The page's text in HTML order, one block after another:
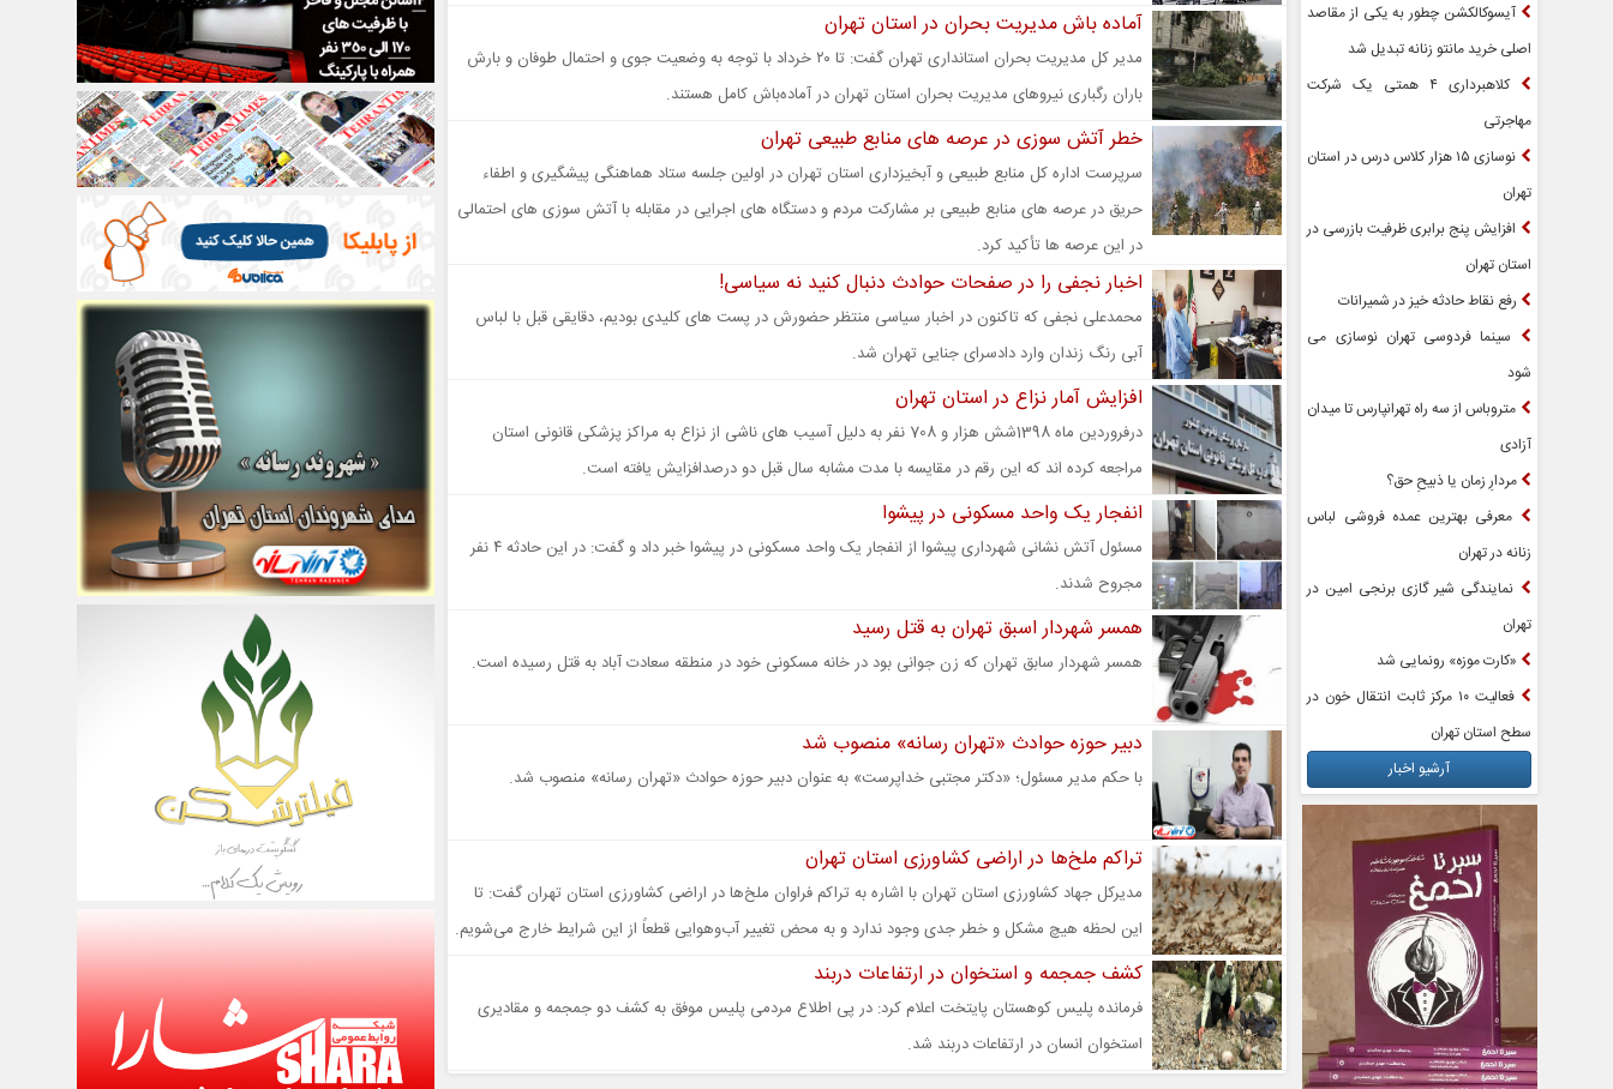
آیسوکالکشن چطور به یکی از مقاصد
اصلی خرید مانتو زنانه تبدیل شد
کلاهبرداری ۴ همتی یک شرکت
مهاجرتی
نوسازی ۱۵ هزار کلاس درس در استان
تهران
افزایش پنج برابری ظرفیت بازرسی در
استان تهران
رفع نقاط حادثه خیز در شمیرانات
سینما فردوسی تهران نوسازی می
شود
متروباس از سه راه تهرانپارس تا میدان
آزادی
مردارِ زمان یا ذبیحِ حق؟
معرفی بهترین عمده فروشی لباس
زنانه در تهران
نمایندگی شیر گازی برنجی امین در
تهران
«کارت موزه» رونمایی شد
فعالیت ۱۰ مرکز ثابت انتقال خون در
سطح استان تهران
آرشیو اخبار
آماده باش مدیریت بحران در استان تهران
مدیر کل مدیریت بحران استانداری تهران گفت: تا ۲۰ خرداد با توجه به وضعیت جوی و احتمال طوفان و بارش
باران رگباری نیروهای مدیریت بحران استان تهران در آماده‌باش کامل هستند.
خطر آتش سوزی در عرصه های منابع طبیعی تهران
سرپرست اداره کل منابع طبیعی و آبخیزداری استان تهران در اولین جلسه ستاد هماهنگی پیشگیری و اطفاء
حریق در عرصه های منابع طبیعی بر مشارکت مردم و دستگاه های اجرایی در مقابله با آتش سوزی های احتمالی
در این عرصه ها تأکید کرد.
اخبار نجفی را در صفحات حوادث دنبال کنید نه سیاسی!
محمدعلی نجفی که تاکنون در اخبار سیاسی منتظر حضورش در پست های کلیدی بودیم، دقایقی قبل با لباس
آبی رنگ زندان وارد دادسرای جنایی تهران شد.
افزایش آمار نزاع در استان تهران
درفروردین ماه 1398شش هزار و 708 نفر به دلیل آسیب های ناشی از نزاع به مراکز پزشکی قانونی استان
مراجعه کرده اند که این رقم در مقایسه با مدت مشابه سال قبل دو درصدافزایش یافته است.
انفجار یک واحد مسکونی در پیشوا
مسئول آتش نشانی شهرداری پیشوا از انفجار یک واحد مسکونی در پیشوا خبر داد و گفت: در این حادثه ۴ نفر
مجروح شدند.
همسر شهردار اسبق تهران به قتل رسید
همسر شهردار سابق تهران که زن جوانی بود در خانه مسکونی خود در منطقه سعادت آباد به قتل رسیده است.
دبیر حوزه حوادث «تهران رسانه» منصوب شد
با حکم مدیر مسئول؛ «دکتر مجتبی خداپرست» به عنوان دبیر حوزه حوادث «تهران رسانه» منصوب شد.
تراکم ملخ‌ها در اراضی کشاورزی استان تهران
مدیرکل جهاد کشاورزی استان تهران با اشاره به تراکم فراوان ملخ‌ها در اراضی کشاورزی استان تهران گفت: تا
این لحظه هیچ مشکل و خطر جدی وجود ندارد و به محض تغییر آب‌وهوایی قطعاً از این شرایط خارج می‌شویم.
کشف جمجمه و استخوان در ارتفاعات دربند
فرمانده پلیس کوهستان پایتخت اعلام کرد: در پی اطلاع مردمی پلیس موفق به کشف دو جمجمه و مقادیری
استخوان انسان در ارتفاعات دربند شد.